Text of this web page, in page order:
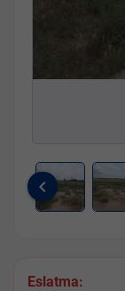
3
keyboard_arrow_left
Eslatma: